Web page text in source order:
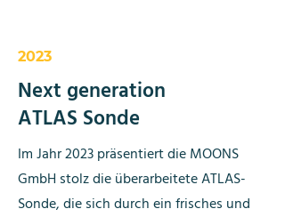
2023
Next generation
ATLAS Sonde
Im Jahr 2023 präsentiert die MOONS
GmbH stolz die überarbeitete ATLAS-
Sonde, die sich durch ein frisches und